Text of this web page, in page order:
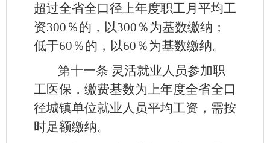
超过全省全口径上年度职工月平均工
资300％的，以300％为基数缴纳；
低于60％的，以60％为基数缴纳。
第十一条 灵活就业人员参加职
工医保，缴费基数为上年度全省全口
径城镇单位就业人员平均工资，需按
时足额缴纳。